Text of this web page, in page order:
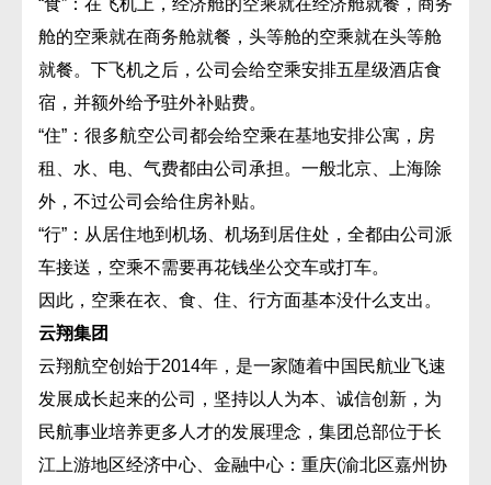
“食”：在飞机上，经济舱的空乘就在经济舱就餐，商务
舱的空乘就在商务舱就餐，头等舱的空乘就在头等舱
就餐。下飞机之后，公司会给空乘安排五星级酒店食
宿，并额外给予驻外补贴费。
“住”：很多航空公司都会给空乘在基地安排公寓，房
租、水、电、气费都由公司承担。一般北京、上海除
外，不过公司会给住房补贴。
“行”：从居住地到机场、机场到居住处，全都由公司派
车接送，空乘不需要再花钱坐公交车或打车。
因此，空乘在衣、食、住、行方面基本没什么支出。
云翔集团
云翔航空创始于2014年，是一家随着中国民航业飞速
发展成长起来的公司，坚持以人为本、诚信创新，为
民航事业培养更多人才的发展理念，集团总部位于长
江上游地区经济中心、金融中心：重庆(渝北区嘉州协